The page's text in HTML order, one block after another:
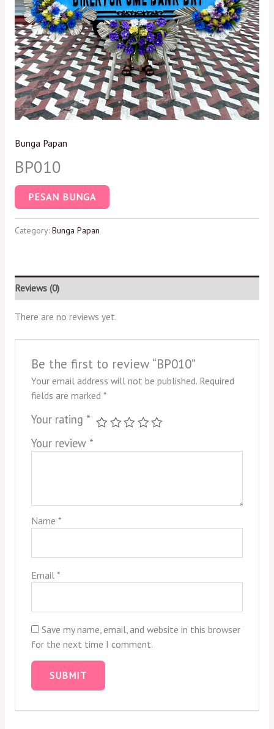
Bunga Papan
BP010
PESAN BUNGA
Category: Bunga Papan
Reviews (0)
There are no reviews yet.
Be the first to review “BP010”
Your email address will not be published. Required
fields are marked *
Your rating *
Your review *
Name *
Email *
Save my name, email, and website in this browser
for the next time I comment.